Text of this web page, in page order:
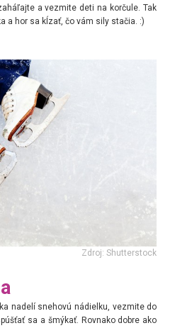
a vezmite deti na korčule. Tak
a hor sa kĺzať, čo vám sily stačia. :)
Zdroj: Shutterstock
nadelí snehovú nádielku, vezmite do
sa a šmýkať. Rovnako dobre ako